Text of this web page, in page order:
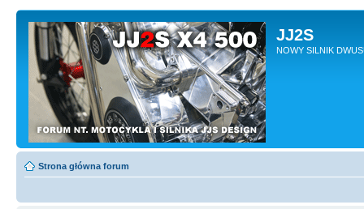
JJ2S
NOWY SILNIK
Strona główna forum